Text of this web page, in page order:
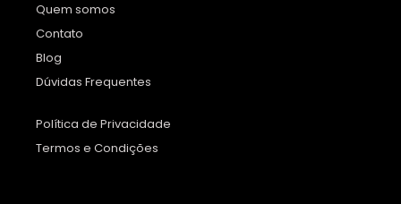
Quem somos
Contato
Blog
Dúvidas Frequentes
Política de Privacidade
Termos e Condições